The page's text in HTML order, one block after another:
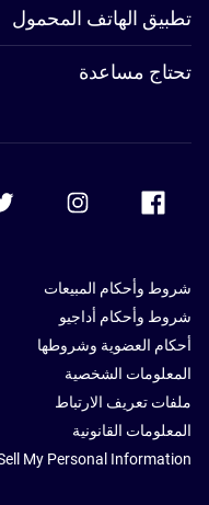
تطبيق الهاتف المحمول
تحتاج مساعدة
Accor Facebook
شروط وأحكام المبيعات
شروط وأحكام أداجيو
أحكام العضوية وشروطها
المعلومات الشخصية
ملفات تعريف الارتباط
المعلومات القانونية
My Personal Information